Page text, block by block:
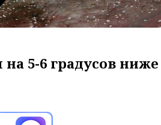
5-6 градусов ниже